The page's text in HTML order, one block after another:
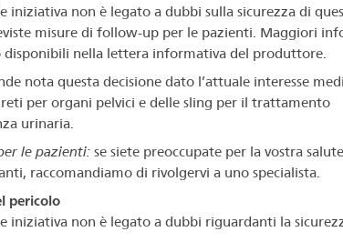
iniziativa non è legato a dubbi sulla sicurezza di
misure di follow-up per le pazienti. Maggiori
disponibili nella lettera informativa del produttore.
nota questa decisione dato l’attuale interesse
per organi pelvici e delle sling per il trattamento
urinaria.
le pazienti:se siete preoccupate per la vostra
raccomandiamo di rivolgervi a uno specialista.
pericolo
iniziativa non è legato a dubbi riguardanti la